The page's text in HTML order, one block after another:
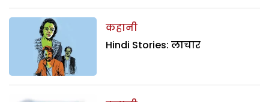
कहानी
Hindi Stories: लाचार